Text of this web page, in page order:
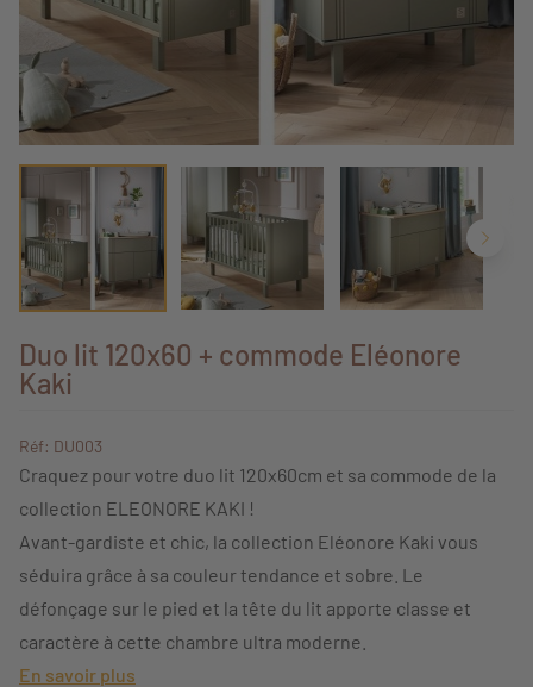
Duo lit 120x60 + commode Eléonore
Kaki
Réf: DU003
Craquez pour votre duo lit 120x60cm et sa commode de la
collection ELEONORE KAKI !
Avant-gardiste et chic, la collection Eléonore Kaki vous
séduira grâce à sa couleur tendance et sobre. Le
défonçage sur le pied et la tête du lit apporte classe et
caractère à cette chambre ultra moderne.
En savoir plus